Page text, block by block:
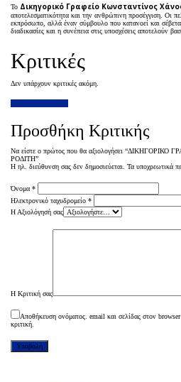
Το Δικηγορικό Γραφείο Κωνσταντίνος
αποτελεσματικότητα και την ανθρώπινη προσέγγιση. Οι
εκπρόσωπο, αλλά έναν σύμβουλο που κατανοεί και
διαδικασίες και η συνέπεια στις υποσχέσεις αποτελούν
Κριτικές
Δεν υπάρχουν κριτικές ακόμη.
Προσθήκη Κριτικής
Να είστε ο πρώτος που θα αξιολογήσει
ΡΟΔΙΤΗ”
Η ηλ. διεύθυνση σας δεν δημοσιεύεται.
Τα υποχρεωτικά
Όνομα *
Ηλεκτρονικό ταχυδρομείο *
Η Αξιολόγησή σας
Η Κριτική σας
Αποθήκευση ονόματος. email και σελίδας στον
κριτική.